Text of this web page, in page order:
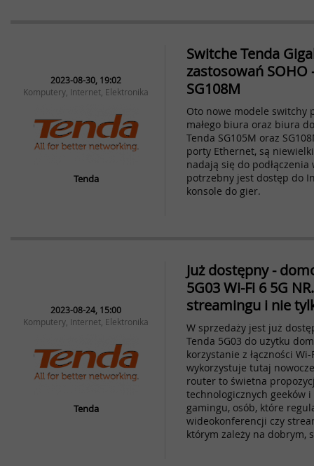
2023-08-30, 19:02
Komputery, Internet, Elektronika
Tenda
Switche Tenda
zastosowań SOHO
SG108M
Oto nowe modele switchy
małego biura oraz biura
Tenda SG105M oraz
porty Ethernet, są
nadają się do
potrzebny jest dostęp do
konsole do gier.
2023-08-24, 15:00
Komputery, Internet, Elektronika
Tenda
Już dostępny -
5G03 Wi-Fi 6 5G
streamingu i nie
W sprzedaży jest już
Tenda 5G03 do użytku
korzystanie z łączności
wykorzystuje tutaj
router to świetna
technologicznych geeków
gamingu, osób, które
wideokonferencji czy
którym zależy na dobrym,